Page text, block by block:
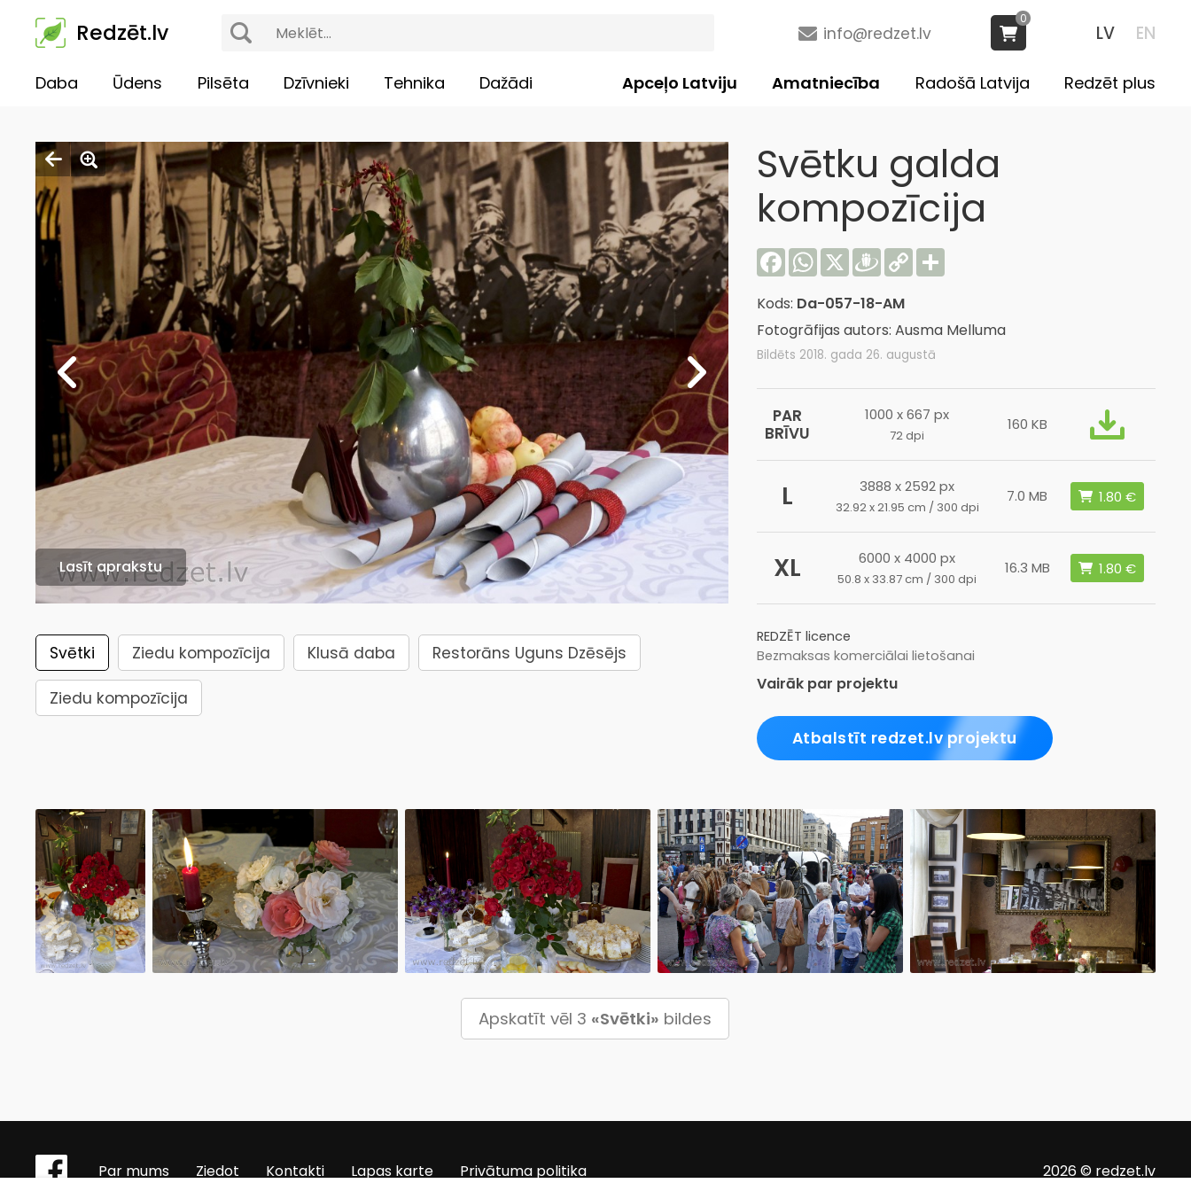
Redzēt.lv LV EN
info@redzet.lv
0
Daba Ūdens Pilsēta Dzīvnieki Tehnika Dažādi Redzēt plus
Radošā Latvija
Amatniecība
Apceļo Latviju
Lasīt aprakstu
Svētki Ziedu kompozīcija Klusā daba Restorāns Uguns Dzēsējs
Ziedu kompozīcija
Svētku galda
kompozīcija
Facebook
WhatsApp
X Draugiem
Copy
Link
Share
Kods: Da-057-18-AM
Fotogrāfijas autors: Ausma Melluma
Bildēts 2018. gada 26. augustā
PAR
BRĪVU
1000 x 667 px
72 dpi
160 KB
L 3888 x 2592 px
32.92 x 21.95 cm / 300 dpi
7.0 MB
XL 6000 x 4000 px
50.8 x 33.87 cm / 300 dpi
16.3 MB
REDZĒT licence
Bezmaksas komerciālai lietošanai
Vairāk par projektu
Atbalstīt redzet.lv projektu
Apskatīt vēl 3 «Svētki» bildes
Par mums Ziedot Kontakti Lapas karte Privātuma politika 2026 © redzet.lv